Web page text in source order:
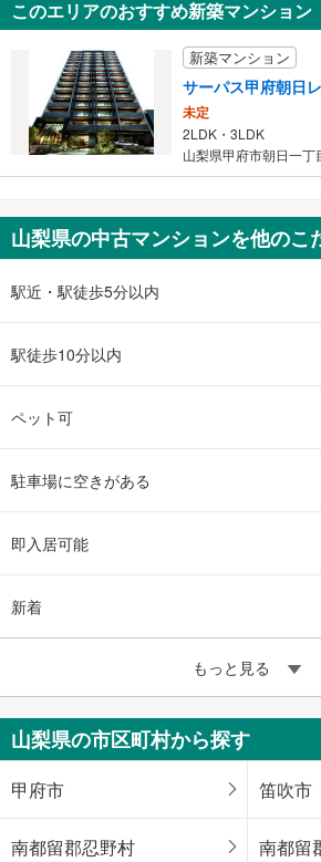
山梨県南都留郡山中湖
このエリアのおすすめ新築マンション
新築マンション
サーパス甲府朝日
未定
2LDK・3LDK
山梨県甲府市朝日一丁
山梨県の中古マンションを他のこ
駅近・駅徒歩5分以内
駅徒歩10分以内
ペット可
駐車場に空きがある
即入居可能
新着
もっと見る
山梨県の市区町村から探す
甲府市 笛吹市
南都留郡忍野村 南都留